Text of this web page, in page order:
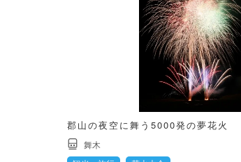
郡山の夜空に舞う5000発の夢花火
舞木